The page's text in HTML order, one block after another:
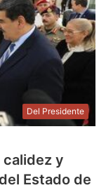
Del Presidente
y
Estado de